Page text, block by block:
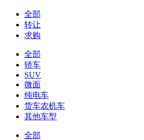
全部
转让
求购
全部
轿车
SUV
微面
纯电车
货车农机车
其他车型
全部